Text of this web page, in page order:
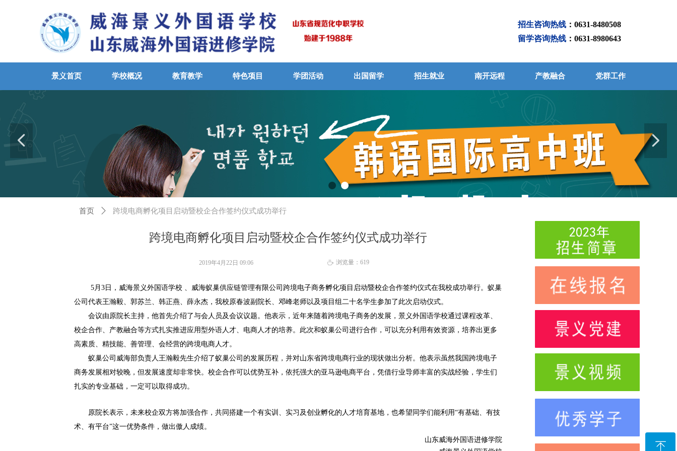
넳 넲
招生咨询热线 ：0631-8480508
留学咨询热线 ：0631-8980643
景义首页 学校概况 教育教学 特色项目 学团活动 出国留学 招生就业 南开远程 产教融合 党群工作
跨境电商孵化项目启动暨校企合作签约仪式成功举行
首页 ꄲ 跨境电商孵化项目启动暨校企合作签约仪式成功举行
5月3日，威海景义外国语学校 、威海蚁巢供应链管理有限公司跨境电子商务孵化项目启动暨校企合作签约仪式在我校成功举行。蚁巢
公司代表王瀚毅、郭苏兰、韩正燕、薛永杰，我校原春波副院长、邓峰老师以及项目组二十名学生参加了此次启动仪式。
会议由原院长主持，他首先介绍了与会人员及会议议题。他表示，近年来随着跨境电子商务的发展，景义外国语学校通过课程改革、
校企合作、产教融合等方式扎实推进应用型外语人才、电商人才的培养。此次和蚁巢公司进行合作，可以充分利用有效资源，培养出更多
高素质、精技能、善管理、会经营的跨境电商人才。
蚁巢公司威海部负责人王瀚毅先生介绍了蚁巢公司的发展历程，并对山东省跨境电商行业的现状做出分析。他表示虽然我国跨境电子
商务发展相对较晚，但发展速度却非常快。校企合作可以优势互补，依托强大的亚马逊电商平台，凭借行业导师丰富的实战经验，学生们
扎实的专业基础，一定可以取得成功。
原院长表示，未来校企双方将加强合作，共同搭建一个有实训、实习及创业孵化的人才培育基地，也希望同学们能利用“有基础、有技
术、有平台”这一优势条件，做出傲人成绩。
山东威海外国语进修学院
2019年4月22日 09:06 ꄘ 浏览量： 619
ꁸ